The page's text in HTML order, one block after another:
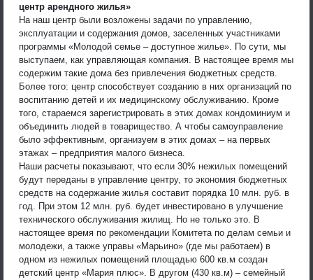
центр арендного жилья»
На наш центр были возложены задачи по управлению,
эксплуатации и содержания домов, заселенных участниками
программы «Молодой семье – доступное жилье». По сути, мы
выступаем, как управляющая компания. В настоящее время мы
содержим такие дома без привлечения бюджетных средств.
Более того: центр способствует созданию в них организаций по
воспитанию детей и их медицинскому обслуживанию. Кроме
того, стараемся зарегистрировать в этих домах кондоминиум и
объединить людей в товарищество. А чтобы самоуправление
было эффективным, организуем в этих домах – на первых
этажах – предприятия малого бизнеса.
Наши расчеты показывают, что если 30% нежилых помещений
будут переданы в управление центру, то экономия бюджетных
средств на содержание жилья составит порядка 10 млн. руб. в
год. При этом 12 млн. руб. будет инвестировано в улучшение
технического обслуживания жилищ. Но не только это. В
настоящее время по рекомендации Комитета по делам семьи и
молодежи, а также управы «Марьино» (где мы работаем) в
одном из нежилых помещений площадью 600 кв.м создан
детский центр «Мария плюс». В другом (430 кв.м) – семейный